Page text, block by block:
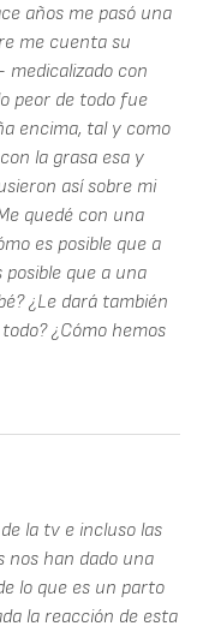
años me pasó una
me cuenta su
medicalizado con
peor de todo fue
encima, tal y como
la grasa esa y
así sobre mi
quedé con una
es posible que a
posible que a una
¿Le dará también
¿Cómo hemos
la tv e incluso las
nos han dado una
lo que es un parto
la reacción de esta